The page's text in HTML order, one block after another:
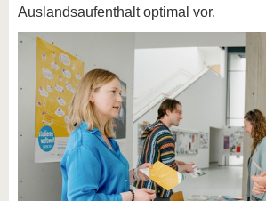
Auslandsaufenthalt optimal vor.